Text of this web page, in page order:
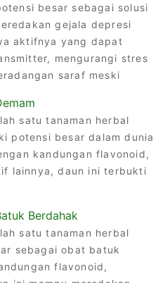
besar sebagai solusi
gejala depresi
aktifnya yang dapat
mengurangi stres
saraf meski
satu tanaman herbal
potensi besar dalam dunia
kandungan flavonoid,
lainnya, daun ini terbukti
Berdahak
satu tanaman herbal
sebagai obat batuk
flavonoid,